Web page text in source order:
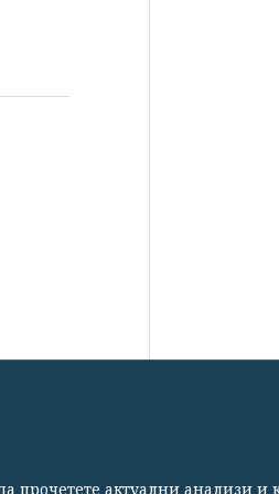
прочетете актуални анализи